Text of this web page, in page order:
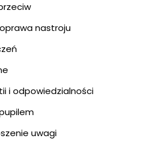
nastroju
i odpowiedzialności
uwagi